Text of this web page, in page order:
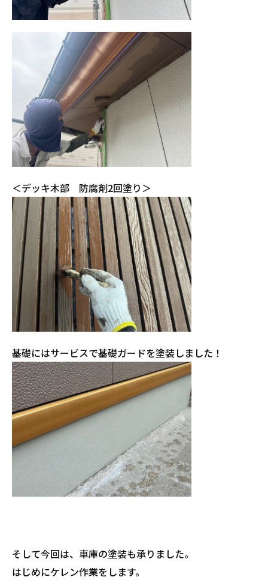
＜デッキ木部 防腐剤2回塗り＞
基礎にはサービスで基礎ガードを塗装しました！
そして今回は、車庫の塗装も承りました。
はじめにケレン作業をします。